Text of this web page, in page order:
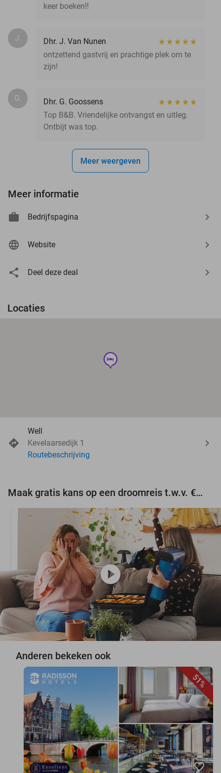
keer boeken!!
J.
Dhr. J. Van Nunen
ontzettend gastvrij en prachtige plek om te
zijn!
G.
Dhr. G. Goossens
Top B&B. Vriendelijke ontvangst en uitleg.
Ontbijt was top.
Meer weergeven
Meer informatie
Bedrijfspagina
Website
Deel deze deal
Locaties
hotel
Well
Kevelaarsedijk 1
Routebeschrijving
Maak gratis kans op een droomreis t.w.v. €3.000!
play_circle
Anderen bekeken ook
51%
favorite_border